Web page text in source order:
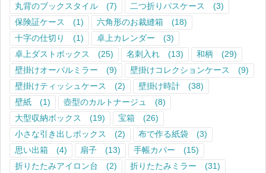
丸背のブックスタイル
(7) 二つ折りパスケース
(3)
保険証ケース
(1) 六角形のお裁縫箱
(18)
十字の仕切り
(1) 卓上カレンダー
(3)
卓上ダストボックス
(25) 名刺入れ (13) 和柄
(29)
壁掛けオーバルミラー
(9) 壁掛けコレクションケース
(9)
壁掛けティッシュケース
(2) 壁掛け時計
(38)
壁紙
(1) 壺型のカルトナージュ
(8)
大型収納ボックス
(19) 宝箱
(26)
小さな引き出しボックス
(2) 布で作る紙袋
(3)
思い出箱
(4) 扇子 (13) 手帳カバー
(15)
折りたたみアイロン台
(2) 折りたたみミラー
(31)